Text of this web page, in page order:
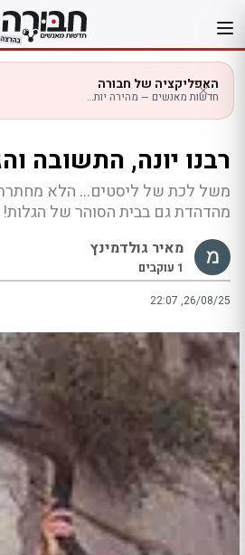
לתוכן
האפליקציה של חבורה
חדשות מאנשים — מהירה יותר בנייד
רבנו יונה, התשובה
משל לכת של ליסטים... הלא
מהדהדת גם בבית הסוהר של הגלות!
מאיר גולדמינץ
1 עוקבים
22:07 ,26/08/25